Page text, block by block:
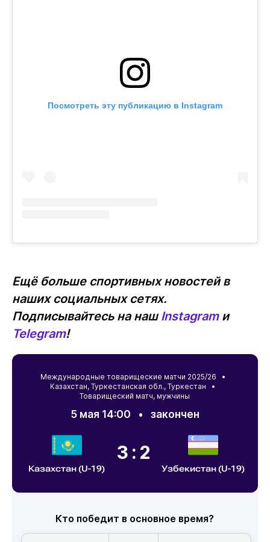
Посмотреть эту публикацию в Instagram
Ещё больше спортивных новостей в
наших социальных сетях.
Подписывайтесь на нашInstagramи
Telegram!
Международные товарищеские матчи 2025/26 •
Казахстан,Туркестанская обл.,Туркестан •
Товарищеский матч, мужчины
5 мая 14:00 • закончен
Казахстан (U-19)
3:2
Узбекистан (U-19)
Кто победит в основное время?